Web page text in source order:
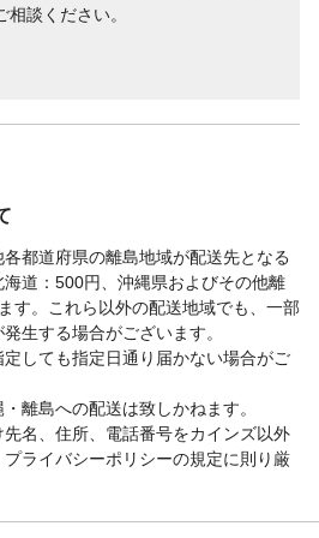
談ください。
都道府県の離島地域が配送先となる
道：500円、沖縄県およびその他離
す。これら以外の配送地域でも、一部
生する場合がございます。
しても指定日通り届かない場合がご
離島への配送は致しかねます。
名、住所、電話番号をカインズ以外
ライバシーポリシーの規定に則り厳